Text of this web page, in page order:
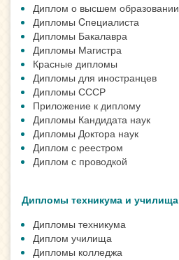
Диплом о высшем образовании
Дипломы Cпециалиста
Дипломы Бакалавра
Дипломы Магистра
Красные дипломы
Дипломы для иностранцев
Дипломы СССР
Приложение к диплому
Дипломы Кандидата наук
Дипломы Доктора наук
Диплом с реестром
Диплом с проводкой
Дипломы техникума и училища
Дипломы техникума
Диплом училища
Дипломы колледжа